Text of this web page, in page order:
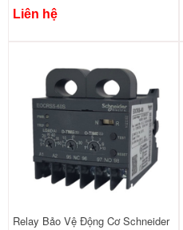
Liên hệ
Relay Bảo Vệ Động Cơ Schneider